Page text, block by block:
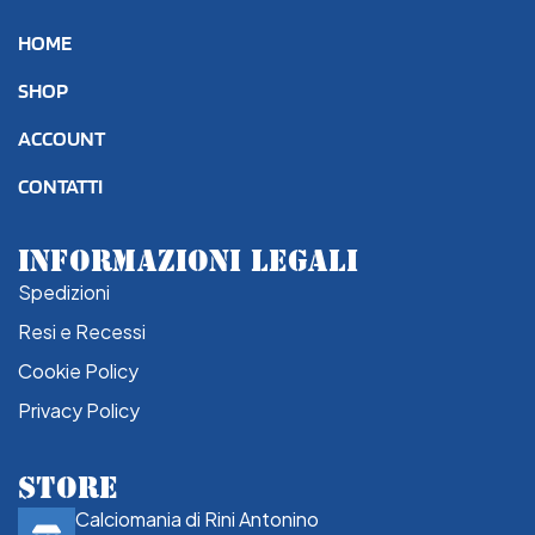
HOME
SHOP
ACCOUNT
CONTATTI
INFORMAZIONI LEGALI
Spedizioni
Resi e Recessi
Cookie Policy
Privacy Policy
STORE
Calciomania di Rini Antonino